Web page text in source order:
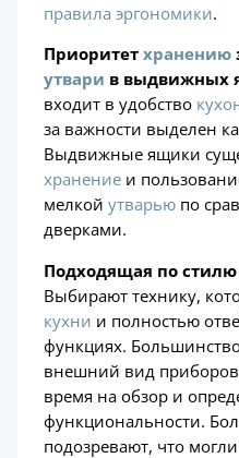
правила эргономики.
Приоритетхранению
утвари в выдвижных
входит в удобство
за важности выделен
Выдвижные ящики
хранение и
мелкойутварью по
дверками.
Подходящая по
Выбирают технику,
кухни и полностью
функциях.
внешний вид
время на обзор и
функциональности.
подозревают, что